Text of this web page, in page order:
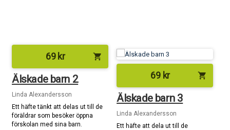
69kr shopping_cart
Älskade barn 2
Linda Alexandersson
Ett häfte tänkt att delas ut till de
föräldrar som besöker öppna
förskolan med sina barn.
69 kr shopping_cart
Älskade barn 3
Linda Alexandersson
Ett häfte att dela ut till de